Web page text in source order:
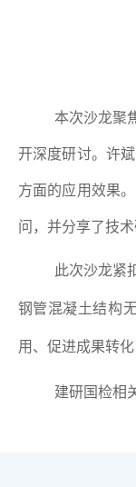
本次沙龙聚
开深度研讨。许
方面的应用效果
问，并分享了技术
此次沙龙紧
钢管混凝土结构
用、促进成果转
建研国检相